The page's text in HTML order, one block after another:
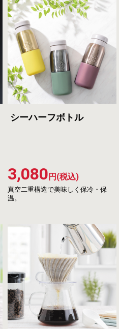
シーハーフボトル
真空二重構造で美味しく保冷・保
温。
3,080 円(税込)